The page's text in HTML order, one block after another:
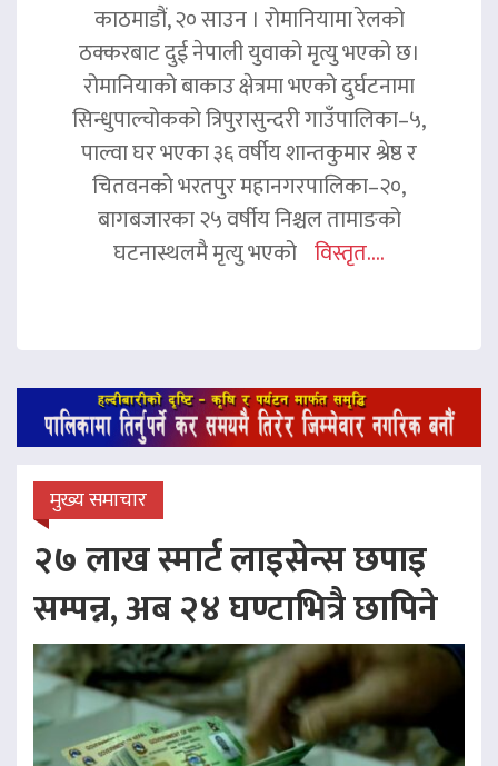
काठमाडौं, २० साउन । रोमानियामा रेलको
ठक्करबाट दुई नेपाली युवाको मृत्यु भएको छ।
रोमानियाको बाकाउ क्षेत्रमा भएको दुर्घटनामा
सिन्धुपाल्चोकको त्रिपुरासुन्दरी गाउँपालिका–५,
पाल्वा घर भएका ३६ वर्षीय शान्तकुमार श्रेष्ठ र
चितवनको भरतपुर महानगरपालिका–२०,
बागबजारका २५ वर्षीय निश्चल तामाङको
घटनास्थलमै मृत्यु भएको विस्तृत....
मुख्य समाचार
२७ लाख स्मार्ट लाइसेन्स छपाइ
सम्पन्न, अब २४ घण्टाभित्रै छापिने